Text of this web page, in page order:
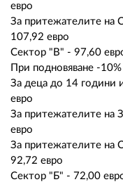
евро
За притежателите на
107,92 евро
Сектор "В" - 97,60
При подновяване -
За деца до 14 години
евро
За притежателите на
евро
За притежателите на
92,72 евро
Сектор "Б" - 72,00